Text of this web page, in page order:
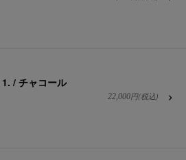
/ チャコール
22,000円(税込)